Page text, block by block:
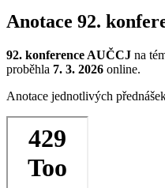
Anotace 92.
92. konference AUČCJ na
proběhla 7. 3. 2026 online.
Anotace jednotlivých
Skip
content